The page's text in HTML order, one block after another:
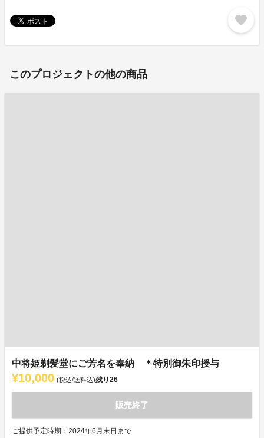
favorite
このプロジェクトの他の商品
中将姫剃髪堂にご芳名を奉納 ＊特別御朱印授与
¥10,000 (税込/送料込)残り26
販売終了
ご提供予定時期：2024年6月末日まで